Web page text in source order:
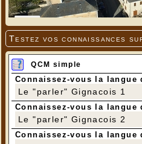
Testez vos connaissances
QCM simple
Connaissez-vous la langue
Le "parler" Gignacois 1
Connaissez-vous la langue
Le "parler" Gignacois 2
Connaissez-vous la langue